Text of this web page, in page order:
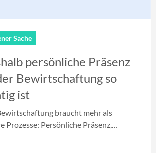
Sache
persönliche Präsenz
Bewirtschaftung so
ist
braucht mehr als
Prozesse: Persönliche Präsenz,